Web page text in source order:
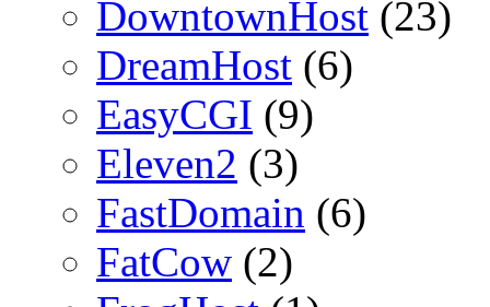
DowntownHost (23)
DreamHost (6)
EasyCGI (9)
Eleven2 (3)
FastDomain (6)
FatCow (2)